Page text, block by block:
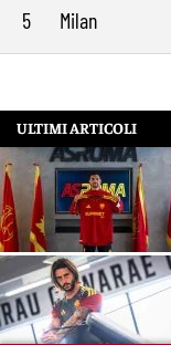
5
Milan
ULTIMI ARTICOLI